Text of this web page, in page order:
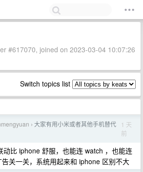
#617070, joined on 2023-03-04 10:07:26
Switch topics list
› 大家有用小米或者其他手机替代
1 天
前
比 iphone 舒服，也能连 watch ，也能连
关一关，系统用起来和 iphone 区别不大